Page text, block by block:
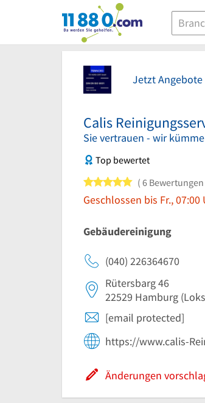
11880.com
Jetzt
Calis
Sie vertrauen - wir
Top bewertet
5 von 5
6 Bewertungen
Geschlossen bis Fr., 07:00
Gebäudereinigung
(040) 226364670
Rütersbarg 46
22529 Hamburg
[email protected]
https://www.calis-
Änderungen